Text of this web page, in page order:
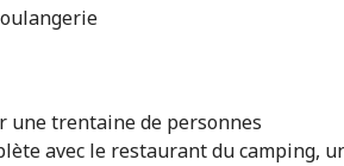
une trentaine de personnes
avec le restaurant du camping,